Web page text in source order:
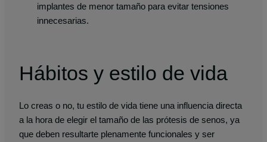
implantes de menor tamaño para evitar tensiones
innecesarias.
Hábitos y estilo de vida
Lo creas o no, tu estilo de vida tiene una influencia directa
a la hora de elegir el tamaño de las prótesis de senos, ya
que deben resultarte plenamente funcionales y ser